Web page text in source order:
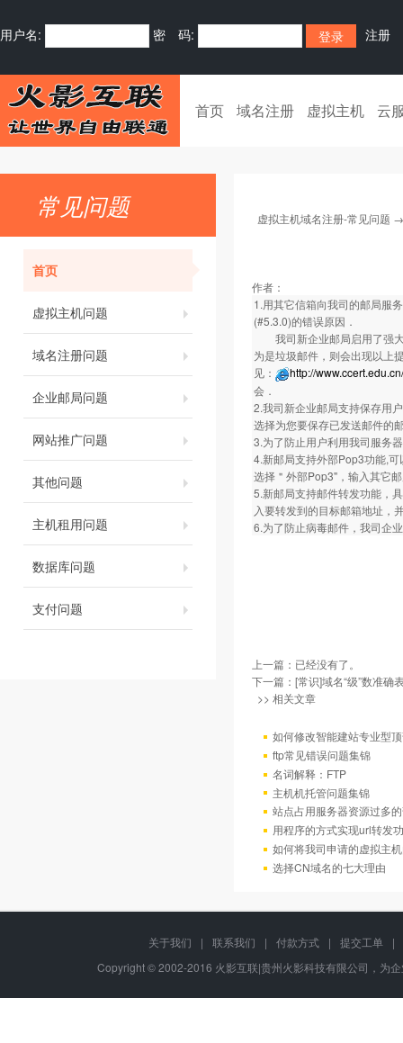
用户名: 密 码: 注册
首页 域名注册 虚拟主机 云
常见问题
首页
虚拟主机问题
域名注册问题
企业邮局问题
网站推广问题
其他问题
主机租用问题
数据库问题
支付问题
虚拟主机域名注册-常见问题
作者：
1.用其它信箱向我司的邮局服
(#5.3.0)的错误原因．
我司新企业邮局启用了强大
为是垃圾邮件，则会出现以上
见：
http://
会．
2.我司新企业邮局支持保存用
选择为您要保存已发送邮件的
3.为了防止用户利用我司服务
4.新邮局支持外部Pop3功能,
选择＂外部Pop3"，输入其它
5.新邮局支持邮件转发功能，
入要转发到的目标邮箱地址，
6.为了防止病毒邮件，我司企
上一篇：已经没有了。
下一篇： [常识]域名“级”数准确
>> 相关文章
如何修改智能建站专业型
ftp常见错误问题集锦
名词解释：FTP
主机机托管问题集锦
站点占用服务器资源过多
用程序的方式实现url转发
如何将我司申请的虚拟主
选择CN域名的七大理由
关于我们 | 联系我们 | 付款方式 | 提交工单
|
Copyright © 2002-2016 火影互联|贵州火影科技有限公司，为